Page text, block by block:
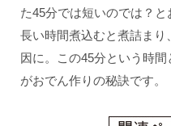
た45分では短いのでは？と
長い時間煮込むと煮詰ま
因に。この45分という時
がおでん作りの秘訣です。